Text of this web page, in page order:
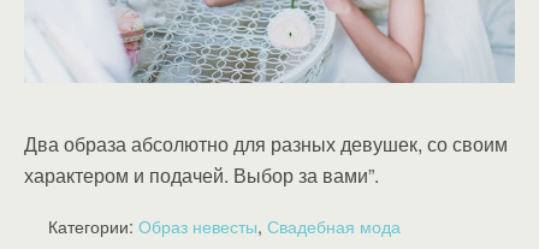
Два образа абсолютно для разных девушек, со своим
характером и подачей. Выбор за вами”.
Категории: Образ невесты, Свадебная мода